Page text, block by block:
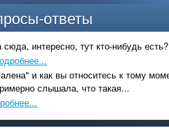
ответы
интересно, тут кто-нибудь есть?
и как вы относитесь к тому
слышала, что такая...